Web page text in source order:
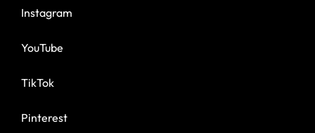
Instagram
YouTube
TikTok
Pinterest